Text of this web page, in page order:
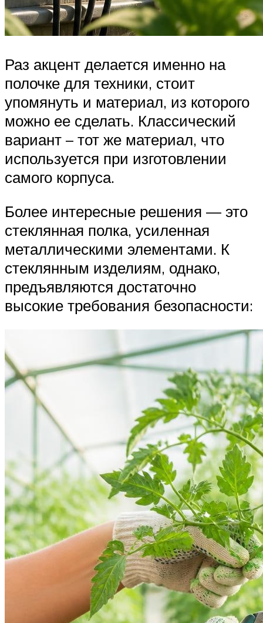
Раз акцент делается именно на
полочке для техники, стоит
упомянуть и материал, из которого
можно ее сделать. Классический
вариант – тот же материал, что
используется при изготовлении
самого корпуса.
Более интересные решения — это
стеклянная полка, усиленная
металлическими элементами. К
стеклянным изделиям, однако,
предъявляются достаточно
высокие требования безопасности: